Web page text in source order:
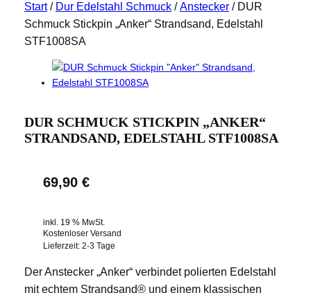
Start/ Dur Edelstahl Schmuck/Anstecker/ DUR
Schmuck Stickpin „Anker“ Strandsand, Edelstahl
STF1008SA
DUR SCHMUCK STICKPIN „ANKER“
STRANDSAND, EDELSTAHL STF1008SA
69,90 €
inkl. 19 % MwSt.
Kostenloser Versand
Lieferzeit: 2-3 Tage
Der Anstecker „Anker“ verbindet polierten Edelstahl
mit echtem Strandsand® und einem klassischen